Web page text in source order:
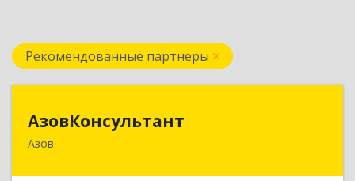
Рекомендованные партнеры
АзовКонсультант
Азов
346780, Ростовская обл, Азов г, Петровский б-р,